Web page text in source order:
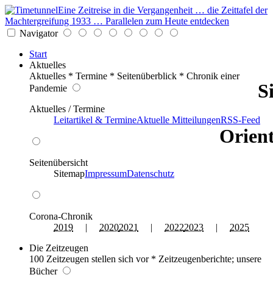
Eine Zeitreise in die Vergangenheit … die Zeittafel der
Machtergreifung 1933 … Parallelen zum Heute entdecken
Navigator
Start
Aktuelles
Aktuelles * Termine * Seitenüberblick * Chronik einer
Pandemie
Aktuelles / Termine
Leitartikel & TermineAktuelle MitteilungenRSS-Feed
Seitenübersicht
SitemapImpressumDatenschutz
Corona-Chronik
2019 | 20202021 | 20222023 | 2025
Die Zeitzeugen
100 Zeitzeugen stellen sich vor * Zeitzeugenberichte; unsere
Bücher